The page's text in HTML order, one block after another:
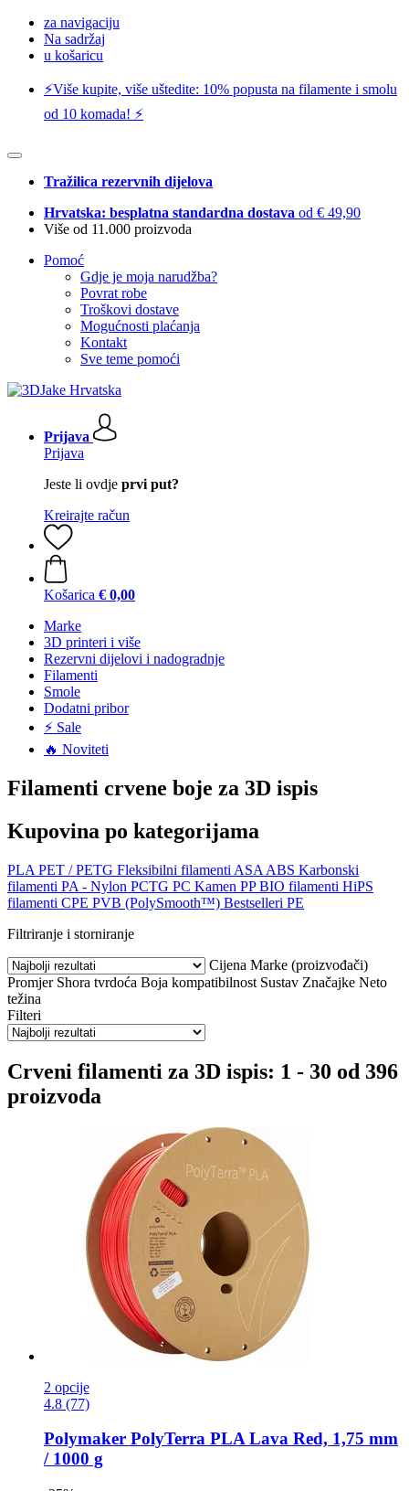
za navigaciju
Na sadržaj
u košaricu
⚡️Više kupite, više uštedite: 10% popusta na filamente i smolu
od 10 komada! ⚡️
Tražilica rezervnih dijelova
Hrvatska: besplatna standardna dostava od € 49,90
Više od 11.000 proizvoda
Pomoć
Gdje je moja narudžba?
Povrat robe
Troškovi dostave
Mogućnosti plaćanja
Kontakt
Sve teme pomoći
Prijava
Prijava
Jeste li ovdje prvi put?
Kreirajte račun
Košarica € 0,00
Marke
3D printeri i više
Rezervni dijelovi i nadogradnje
Filamenti
Smole
Dodatni pribor
⚡ Sale
🔥 Noviteti
Filamenti crvene boje za 3D ispis
Kupovina po kategorijama
PLA PET / PETG Fleksibilni filamenti ASA ABS Karbonski
filamenti PA - Nylon PCTG PC Kamen PP BIO filamenti HiPS
filamenti CPE PVB (PolySmooth™) Bestselleri PE
Filtriranje i storniranje
Cijena Marke (proizvođači)
Promjer Shora tvrdoća Boja kompatibilnost Sustav Značajke Neto
težina
Filteri
Crveni filamenti za 3D ispis: 1 - 30 od 396
proizvoda
2 opcije
4.8 (77)
Polymaker PolyTerra PLA Lava Red, 1,75 mm
/ 1000 g